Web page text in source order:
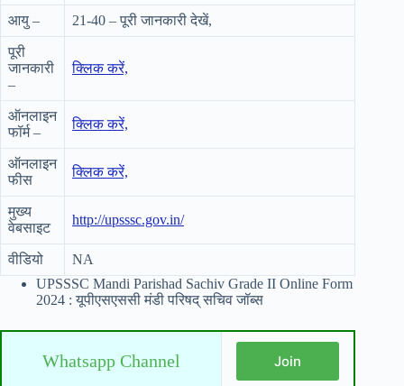
आयु – 21-40 – पूरी जानकारी देखें,
पूरी
जानकारी
–
क्लिककरें,
ऑनलाइन
फॉर्म –
क्लिक करें,
ऑनलाइन
फीस
क्लिक करें,
मुख्य
वेबसाइट
http://upsssc.gov.in/
वीडियो
NA
UPSSSC Mandi Parishad Sachiv Grade II Online Form
2024 : यूपीएसएससी मंडी परिषद् सचिव जॉब्स
Whatsapp Channel Join